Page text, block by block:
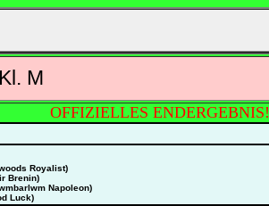
M
OFFIZIELLES ENDERGEBNIS!
Royalist)
Brenin)
Napoleon)
Luck)